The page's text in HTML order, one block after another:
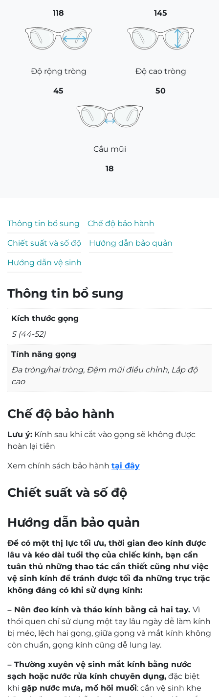
118 145
Độ rộng tròng
45
Độ cao tròng
50
Cầu mũi
18
Thông tin bổ sung Chế độ bảo hành
Chiết suất và số độ Hướng dẫn bảo quản
Hướng dẫn vệ sinh
Thông tin bổ sung
Kích thước gọng
S (44-52)
Tính năng gọng
Đa tròng/hai tròng, Đệm mũi điều chỉnh, Lắp độ
cao
0,0
5 star
3 star
2 star
0%
1 star
0%
Search
0 of 0 reviews
Sorry, no reviews match your current selections